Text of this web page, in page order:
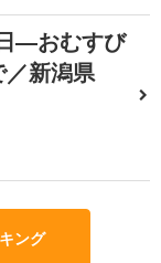
―おむすび
／新潟県
ング